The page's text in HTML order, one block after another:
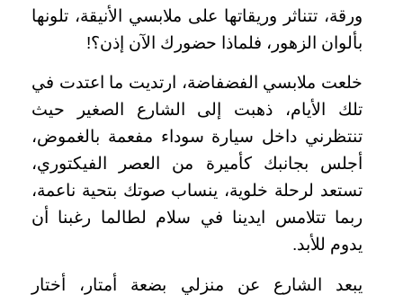
ورقة، تتناثر وريقاتها على ملابسي الأنيقة، تلونها
بألوان الزهور، فلماذا حضورك الآن إذن؟!
خلعت ملابسي الفضفاضة، ارتديت ما اعتدت في
تلك الأيام، ذهبت إلى الشارع الصغير حيث
تنتظرني داخل سيارة سوداء مفعمة بالغموض،
أجلس بجانبك كأميرة من العصر الفيكتوري،
تستعد لرحلة خلوية، ينساب صوتك بتحية ناعمة،
ربما تتلامس ايدينا في سلام لطالما رغبنا أن
يدوم للأبد.
يبعد الشارع عن منزلي بضعة أمتار، أختار